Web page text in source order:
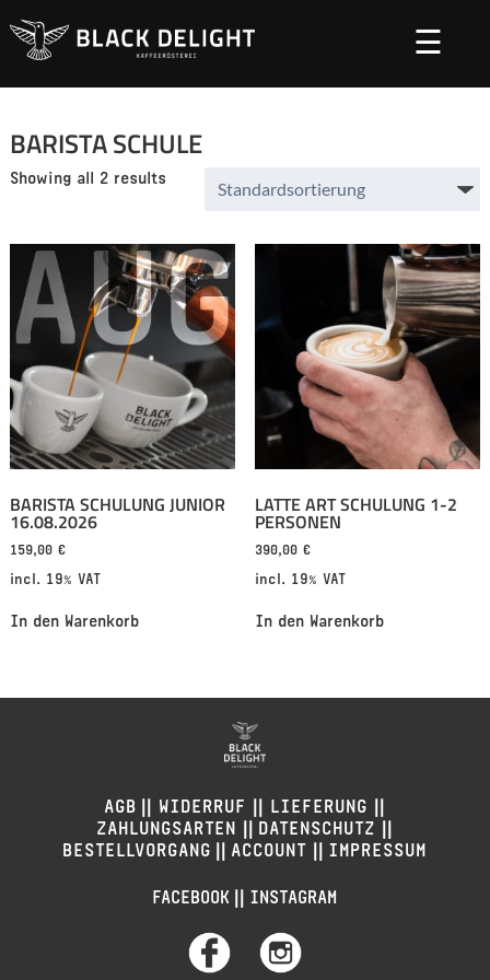
☰
Startseite
BARISTA SCHULE
Showing all 2 results
BARISTA SCHULUNG JUNIOR
16.08.2026
159,00 €
incl. 19% VAT
In den Warenkorb
LATTE ART SCHULUNG 1-2
PERSONEN
390,00 €
incl. 19% VAT
In den Warenkorb
AGB || WIDERRUF || LIEFERUNG ||
ZAHLUNGSARTEN ||DATENSCHUTZ||
BESTELLVORGANG || ACCOUNT || IMPRESSUM
FACEBOOK || INSTAGRAM